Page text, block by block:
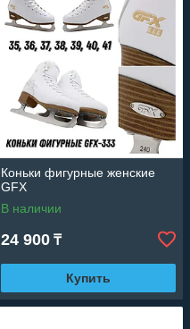
Коньки фигурные женские
GFX
В наличии
24 900 ₸
Купить